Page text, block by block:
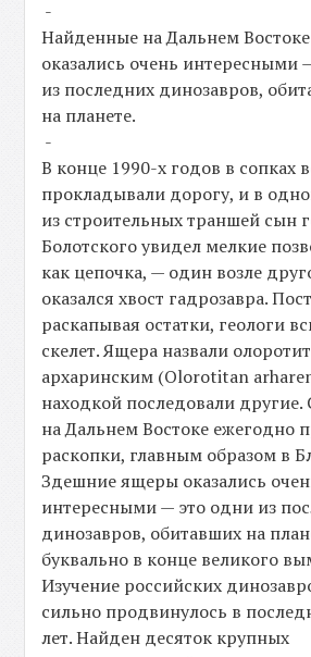
-
Найденные на Дальнем
оказались очень интересными
из последних динозавров,
на планете.
-
В конце 1990-х годов в сопках
прокладывали дорогу, и в
из строительных траншей сын
Болотского увидел мелкие
как цепочка, — один возле
оказался хвост гадрозавра.
раскапывая остатки, геологи
скелет. Ящера назвали
архаринским (Olorotitan
находкой последовали другие.
на Дальнем Востоке ежегодно
раскопки, главным образом в
Здешние ящеры оказались
интересными — это одни из
динозавров, обитавших на
буквально в конце великого
Изучение российских
сильно продвинулось в
лет. Найден десяток крупных